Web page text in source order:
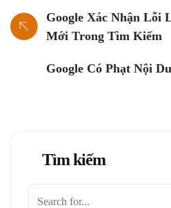
Google Xác Nhận Lỗi
Mới Trong Tìm Kiếm
Google Có Phạt Nội
Tìm kiếm